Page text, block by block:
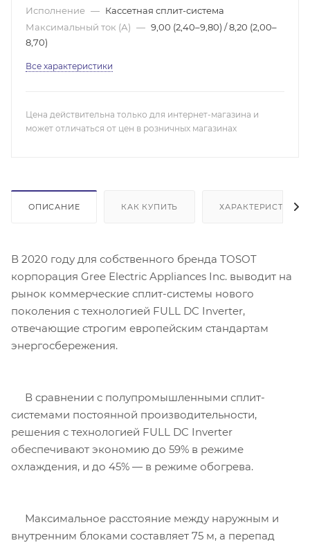
Исполнение — Кассетная сплит-система
Максимальный ток (А) — 9,00 (2,40–9,80) / 8,20 (2,00–
8,70)
Все характеристики
Цена действительна только для интернет-магазина и
может отличаться от цен в розничных магазинах
ОПИСАНИЕ КАК КУПИТЬ ХАРАКТЕРИСТИКИ
В 2020 году для собственного бренда TOSOT
корпорация Gree Electric Appliances Inc. выводит на
рынок коммерческие сплит-системы нового
поколения с технологией FULL DC Inverter,
отвечающие строгим европейским стандартам
энергосбережения.
В сравнении с полупромышленными сплит-
системами постоянной производительности,
решения с технологией FULL DC Inverter
обеспечивают экономию до 59% в режиме
охлаждения, и до 45% — в режиме обогрева.
Максимальное расстояние между наружным и
внутренним блоками составляет 75 м, а перепад